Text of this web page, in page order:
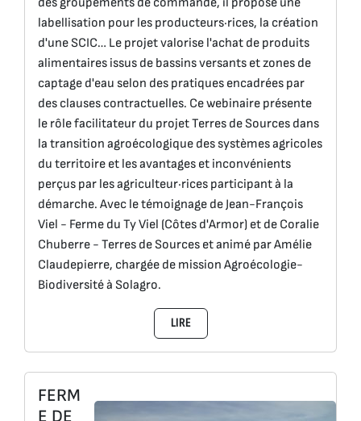
labellisation pour les producteurs·rices, la création
d'une SCIC… Le projet valorise l'achat de produits
alimentaires issus de bassins versants et zones de
captage d'eau selon des pratiques encadrées par
des clauses contractuelles. Ce webinaire présente
le rôle facilitateur du projet Terres de Sources dans
la transition agroécologique des systèmes agricoles
du territoire et les avantages et inconvénients
perçus par les agriculteur·rices participant à la
démarche. Avec le témoignage de Jean-François
Viel - Ferme du Ty Viel (Côtes d'Armor) et de Coralie
Chuberre - Terres de Sources et animé par Amélie
Claudepierre, chargée de mission Agroécologie-
Biodiversité à Solagro.
LIRE
FERM
E DE